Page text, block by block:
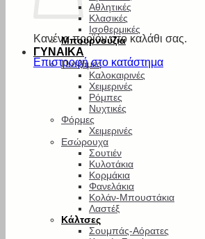
Κανένα προϊόν στο καλάθι σας.
Επιστροφή στο κατάστημα
Αθλητικές
Κλασικές
Ισοθερμικές
Μπουρνούζια
ΓΥΝΑΙΚΑ
Πυτζάμες
Καλοκαιρινές
Χειμερινές
Ρόμπες
Νυχτικές
Φόρμες
Χειμερινές
Εσώρουχα
Σουτιέν
Κυλοτάκια
Κορμάκια
Φανελάκια
Κολάν-Μπουστάκια
Λαστέξ
Κάλτσες
Σουμπάς-Αόρατες